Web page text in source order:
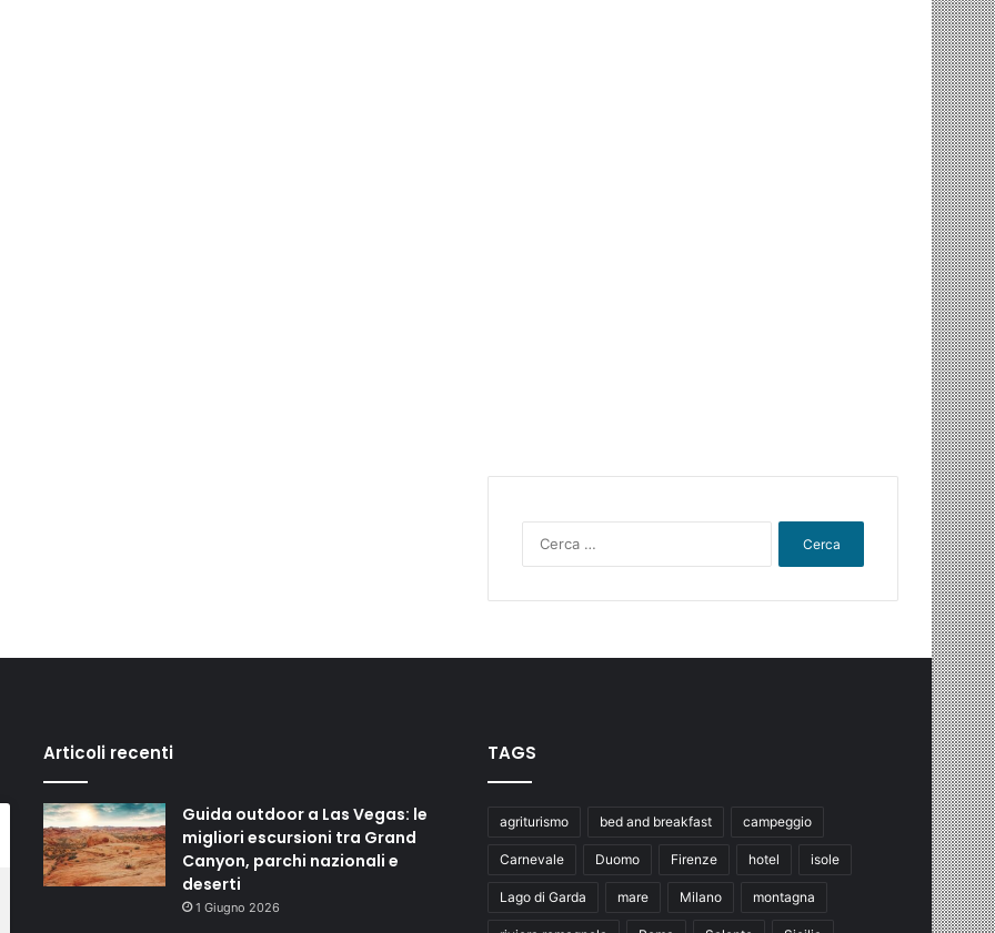
Articoli recenti
Guida outdoor a Las Vegas: le
migliori escursioni tra Grand
Canyon, parchi nazionali e
deserti
1 Giugno 2026
TAGS
agriturismo bed and breakfast campeggio
Carnevale Duomo Firenze hotel isole
Lago di Garda mare Milano montagna